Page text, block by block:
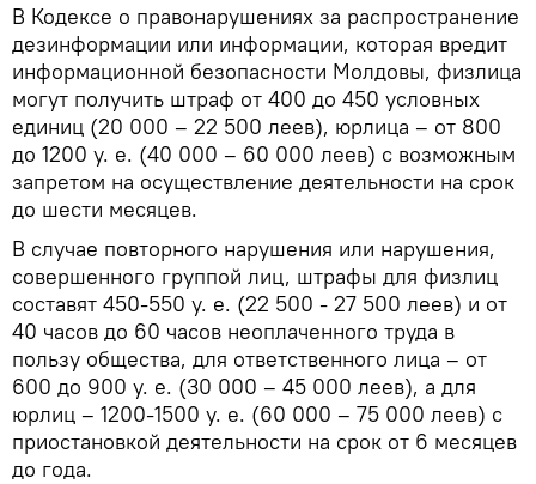
В Кодексе о правонарушениях за распространение
дезинформации или информации, которая вредит
информационной безопасности Молдовы, физлица
могут получить штраф от 400 до 450 условных
единиц (20 000 – 22 500 леев), юрлица – от 800
до 1200 у. е. (40 000 – 60 000 леев) с возможным
запретом на осуществление деятельности на срок
до шести месяцев.
В случае повторного нарушения или нарушения,
совершенного группой лиц, штрафы для физлиц
составят 450-550 у. е. (22 500 - 27 500 леев) и от
40 часов до 60 часов неоплаченного труда в
пользу общества, для ответственного лица – от
600 до 900 у. е. (30 000 – 45 000 леев), а для
юрлиц – 1200-1500 у. е. (60 000 – 75 000 леев) с
приостановкой деятельности на срок от 6 месяцев
до года.